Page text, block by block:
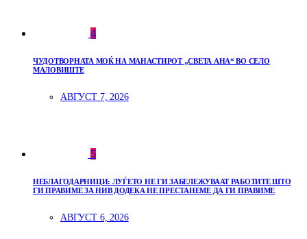
4
ЧУДОТВОРНАТА МОЌ НА МАНАСТИРОТ „СВЕТА АНА“ ВО СЕЛО
МАЛОВИШТЕ
АВГУСТ 7, 2026
5
НЕБЛАГОДАРНИЦИ: ЛУЃЕТО НЕ ГИ ЗАБЕЛЕЖУВААТ РАБОТИТЕ ШТО
ГИ ПРАВИМЕ ЗА НИВ ДОДЕКА НЕ ПРЕСТАНЕМЕ ДА ГИ ПРАВИМЕ
АВГУСТ 6, 2026